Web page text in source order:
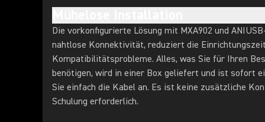
Die vorkonfigurierte Lösung mit MXA902 und
nahtlose Konnektivität, reduziert die
Kompatibilitätsprobleme. Alles, was Sie für Ihren
benötigen, wird in einer Box geliefert und ist sofort
Sie einfach die Kabel an. Es ist keine zusätzliche
Schulung erforderlich.